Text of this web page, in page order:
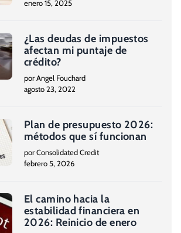
enero 15, 2025
¿Las deudas de impuestos
afectan mi puntaje de
crédito?
por Angel Fouchard
agosto 23, 2022
Plan de presupuesto 2026:
métodos que sí funcionan
por Consolidated Credit
febrero 5, 2026
El camino hacia la
estabilidad financiera en
2026: Reinicio de enero